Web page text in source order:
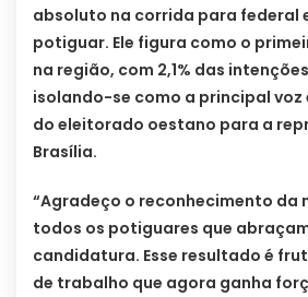
absoluto na corrida para federal
potiguar. Ele figura como o
na região, com 2,1% das
isolando-se como a principal voz
do eleitorado oestano para a
Brasília.
“Agradeço o reconhecimento da
todos os potiguares que
candidatura. Esse resultado é
de trabalho que agora ganha